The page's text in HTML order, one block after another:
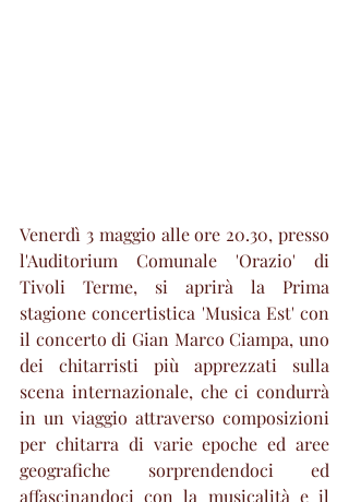
Venerdì 3 maggio alle ore 20.30, presso
l'Auditorium Comunale 'Orazio' di
Tivoli Terme, si aprirà la Prima
stagione concertistica 'Musica Est' con
il concerto di Gian Marco Ciampa, uno
dei chitarristi più apprezzati sulla
scena internazionale, che ci condurrà
in un viaggio attraverso composizioni
per chitarra di varie epoche ed aree
geografiche sorprendendoci ed
affascinandoci con la musicalità e il